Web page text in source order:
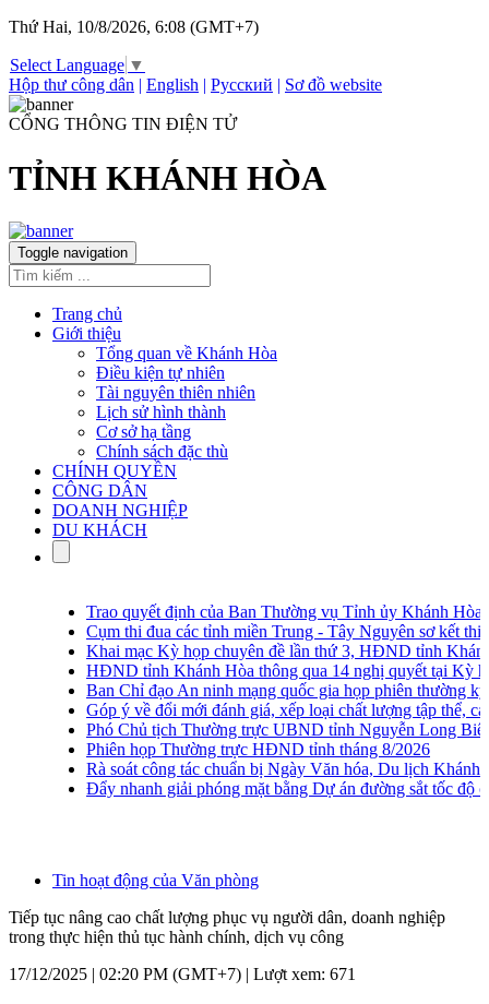
Thứ Hai, 10/8/2026, 6:08 (GMT+7)
Select Language ▼
Hộp thư công dân | English | Русский | Sơ đồ website
CỔNG THÔNG TIN ĐIỆN TỬ
TỈNH KHÁNH HÒA
Toggle navigation
Trang chủ
Giới thiệu
Tổng quan về Khánh Hòa
Điều kiện tự nhiên
Tài nguyên thiên nhiên
Lịch sử hình thành
Cơ sở hạ tầng
Chính sách đặc thù
CHÍNH QUYỀN
CÔNG DÂN
DOANH NGHIỆP
DU KHÁCH
Trao quyết định của Ban Thường vụ Tỉnh ủy Khánh Hòa
Cụm thi đua các tỉnh miền Trung - Tây Nguyên sơ kết thi
Khai mạc Kỳ họp chuyên đề lần thứ 3, HĐND tỉnh
HĐND tỉnh Khánh Hòa thông qua 14 nghị quyết tại Kỳ
Ban Chỉ đạo An ninh mạng quốc gia họp phiên thường kỳ
Góp ý về đổi mới đánh giá, xếp loại chất lượng tập thể, cá
Phó Chủ tịch Thường trực UBND tỉnh Nguyễn Long
Phiên họp Thường trực HĐND tỉnh tháng 8/2026
Rà soát công tác chuẩn bị Ngày Văn hóa, Du lịch Khánh
Đẩy nhanh giải phóng mặt bằng Dự án đường sắt tốc độ
Tin hoạt động của Văn phòng
Tiếp tục nâng cao chất lượng phục vụ người dân, doanh nghiệp
trong thực hiện thủ tục hành chính, dịch vụ công
17/12/2025 | 02:20 PM (GMT+7) | Lượt xem: 671